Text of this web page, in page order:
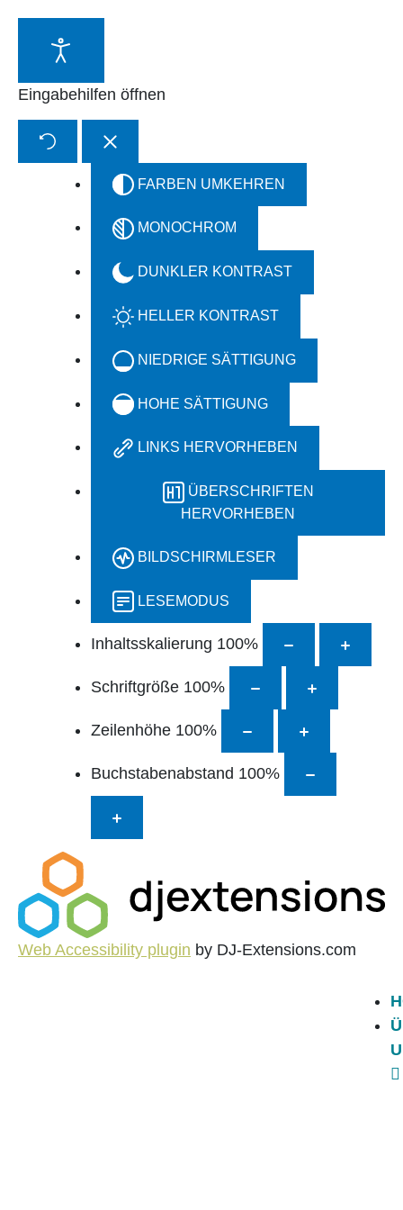
Eingabehilfen öffnen
FARBEN UMKEHREN
MONOCHROM
DUNKLER KONTRAST
HELLER KONTRAST
NIEDRIGE SÄTTIGUNG
HOHE SÄTTIGUNG
LINKS HERVORHEBEN
ÜBERSCHRIFTEN
HERVORHEBEN
BILDSCHIRMLESER
LESEMODUS
Inhaltsskalierung 100%
Schriftgröße 100%
Zeilenhöhe 100%
Buchstabenabstand 100%
Web Accessibility plugin by DJ-Extensions.com